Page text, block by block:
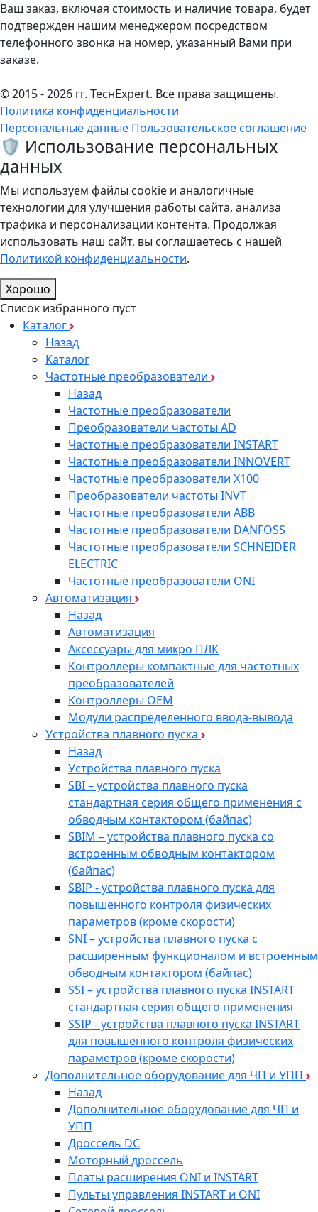
Ваш заказ, включая стоимость и наличие товара, будет
подтвержден нашим менеджером посредством
телефонного звонка на номер, указанный Вами при
заказе.
© 2015 - 2026 гг. ТеcнExpert. Все права защищены.
Политика конфиденциальности
Персональные данные Пользовательское соглашение
🛡️ Использование персональных
данных
Мы используем файлы cookie и аналогичные
технологии для улучшения работы сайта, анализа
трафика и персонализации контента. Продолжая
использовать наш сайт, вы соглашаетесь с нашей
Политикой конфиденциальности.
Хорошо
Список избранного пуст
Каталог
Назад
Каталог
Частотные преобразователи
Назад
Частотные преобразователи
Преобразователи частоты AD
Частотные преобразователи INSTART
Частотные преобразователи INNOVERT
Частотные преобразователи Х100
Преобразователи частоты INVT
Частотные преобразователи ABB
Частотные преобразователи DANFOSS
Частотные преобразователи SCHNEIDER
ELECTRIC
Частотные преобразователи ONI
Автоматизация
Назад
Автоматизация
Аксессуары для микро ПЛК
Контроллеры компактные для частотных
преобразователей
Контроллеры ОЕМ
Модули распределенного ввода-вывода
Устройства плавного пуска
Назад
Устройства плавного пуска
SBI – устройства плавного пуска
стандартная серия общего применения с
обводным контактором (байпас)
SBIM – устройства плавного пуска со
встроенным обводным контактором
(байпас)
SBIP - устройства плавного пуска для
повышенного контроля физических
параметров (кроме скорости)
SNI – устройства плавного пуска с
расширенным функционалом и встроенным
обводным контактором (байпас)
SSI – устройства плавного пуска INSTART
стандартная серия общего применения
SSIP - устройства плавного пуска INSTART
для повышенного контроля физических
параметров (кроме скорости)
Дополнительное оборудование для ЧП и УПП
Назад
Дополнительное оборудование для ЧП и
УПП
Дроссель DC
Моторный дроссель
Платы расширения ONI и INSTART
Пульты управления INSTART и ONI